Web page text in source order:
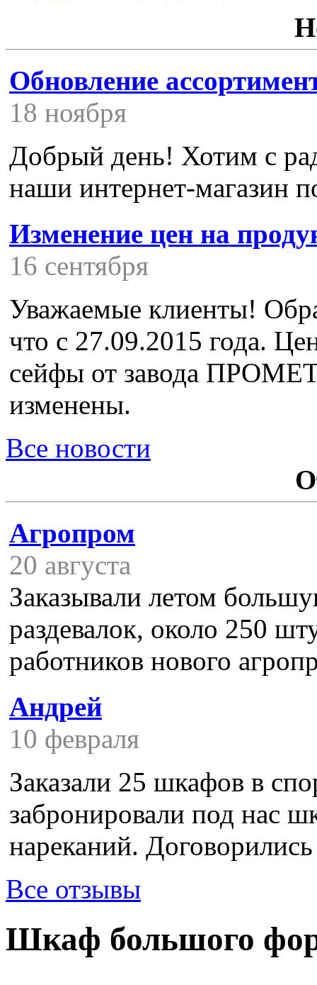
Обновление
18 ноября
Добрый день! Хотим с
наши интернет-магазин
Изменение цен на
16 сентября
Уважаемые клиенты!
что с 27.09.2015 года.
сейфы от завода
изменены.
Все новости
Агропром
20 августа
Заказывали летом
раздевалок, около 250
работников нового
Андрей
10 февраля
Заказали 25 шкафов в
забронировали под нас
нареканий.
Все отзывы
Шкаф большого